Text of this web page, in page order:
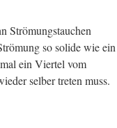
Strömungstauchen
so solide wie ein
ein Viertel vom
selber treten muss.